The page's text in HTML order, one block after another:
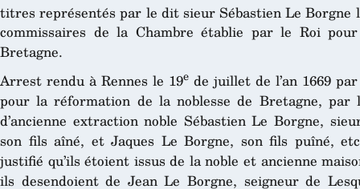
titres représentés par le dit sieur Sébastien Le Borgne
commissaires de la Chambre établie par le Roi
Bretagne.
Arrest rendu à Rennes le 19e de juillet de l’an 1669
pour la réformation de la noblesse de Bretagne, par
d’ancienne extraction noble Sébastien Le Borgne,
son fils aîné, et Jaques Le Borgne, son fils puîné,
justifié qu’ils étoient issus de la noble et ancienne
ils desendoient de Jean Le Borgne, seigneur de